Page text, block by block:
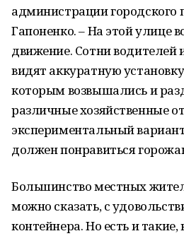
администрации городского
Гапоненко. – На этой улице
движение. Сотни водителей
видят аккуратную
которым возвышались и
различные хозяйственные
экспериментальный
должен понравиться
Большинство местных
можно сказать, с
контейнера. Но есть и такие,